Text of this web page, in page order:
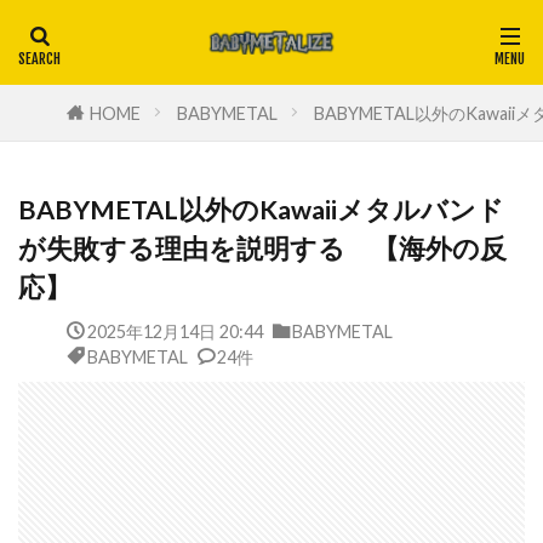
HOME BABYMETAL BABYMETAL以外のKawaii
BABYMETAL以外のKawaiiメタルバンド
が失敗する理由を説明する 【海外の反
応】
2025年12月14日 20:44
BABYMETAL
BABYMETAL
24件